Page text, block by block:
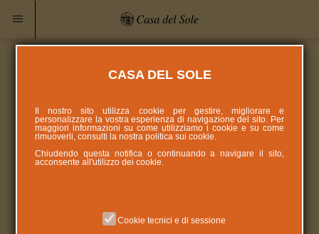
CASA DEL SOLE
Il nostro sito utilizza cookie per gestire, migliorare e
personalizzare la vostra esperienza di navigazione del sito. Per
maggiori informazioni su come utilizziamo i cookie e su come
rimuoverli, consulti la nostra politica suicookie
Chiudendo questa notifica o continuando a navigare il sito,
acconsente all'utilizzo dei cookie.
Cookie tecnici e di sessione